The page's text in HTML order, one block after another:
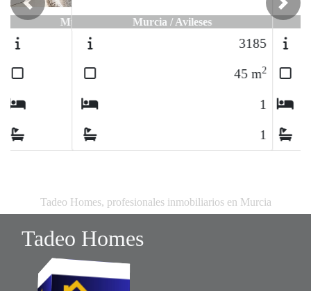
Murcia / Avileses
3185
45m2
Previous Next
Tadeo Homes, profesionales inmobiliarios en Murcia
Tadeo Homes